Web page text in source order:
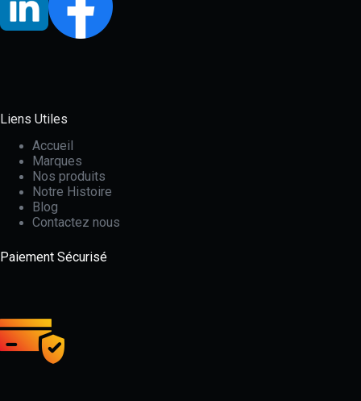
Liens Utiles
Accueil
Marques
Nos produits
Notre Histoire
Blog
Contactez nous
Paiement Sécurisé